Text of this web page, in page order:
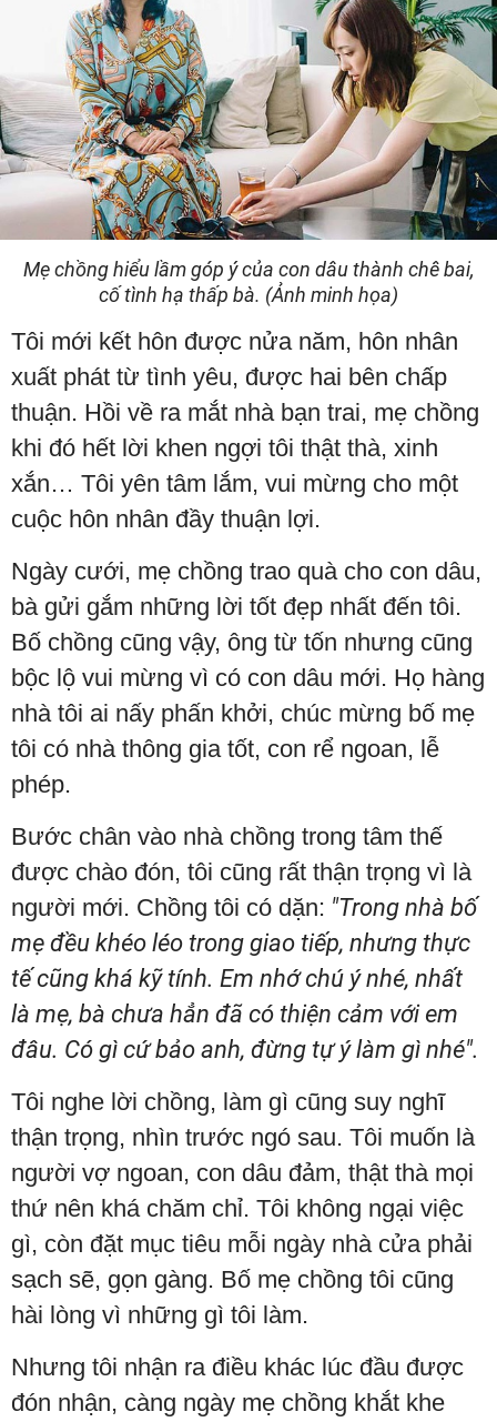
Mẹ chồng hiểu lầm góp ý của con dâu thành chê bai,
cố tình hạ thấp bà. (Ảnh minh họa)
Tôi mới kết hôn được nửa năm, hôn nhân
xuất phát từ tình yêu, được hai bên chấp
thuận. Hồi về ra mắt nhà bạn trai, mẹ chồng
khi đó hết lời khen ngợi tôi thật thà, xinh
xắn… Tôi yên tâm lắm, vui mừng cho một
cuộc hôn nhân đầy thuận lợi.
Ngày cưới, mẹ chồng trao quà cho con dâu,
bà gửi gắm những lời tốt đẹp nhất đến tôi.
Bố chồng cũng vậy, ông từ tốn nhưng cũng
bộc lộ vui mừng vì có con dâu mới. Họ hàng
nhà tôi ai nấy phấn khởi, chúc mừng bố mẹ
tôi có nhà thông gia tốt, con rể ngoan, lễ
phép.
Bước chân vào nhà chồng trong tâm thế
được chào đón, tôi cũng rất thận trọng vì là
người mới. Chồng tôi có dặn: "Trong nhà bố
mẹ đều khéo léo trong giao tiếp, nhưng thực
tế cũng khá kỹ tính. Em nhớ chú ý nhé, nhất
là mẹ, bà chưa hẳn đã có thiện cảm với em
đâu. Có gì cứ bảo anh, đừng tự ý làm gì nhé".
Tôi nghe lời chồng, làm gì cũng suy nghĩ
thận trọng, nhìn trước ngó sau. Tôi muốn là
người vợ ngoan, con dâu đảm, thật thà mọi
thứ nên khá chăm chỉ. Tôi không ngại việc
gì, còn đặt mục tiêu mỗi ngày nhà cửa phải
sạch sẽ, gọn gàng. Bố mẹ chồng tôi cũng
hài lòng vì những gì tôi làm.
Nhưng tôi nhận ra điều khác lúc đầu được
đón nhận, càng ngày mẹ chồng khắt khe